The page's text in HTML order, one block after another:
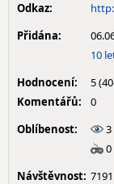
Odkaz:
Přidána:
10
Hodnocení:
5
Komentářů:
0
Oblíbenost:
3
0
Návštěvnost: